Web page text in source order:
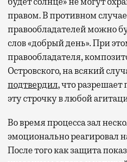
правом. В противном
правообладателей можно
слов «добрый день». При
правообладателя,
Островского, на всякий
подтвердил, что разрешает
эту строчку в любой
Во время процесса зал
эмоционально реагировал
После того как защита